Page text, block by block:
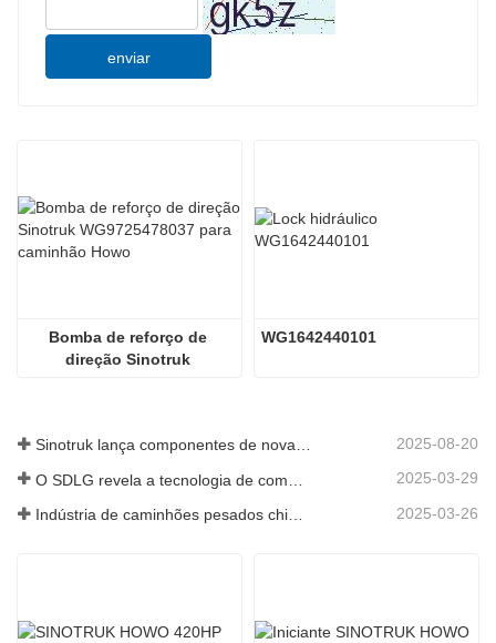
enviar
Bomba de reforço de
direção Sinotruk
WG1642440101
Sinotruk lança componentes de nova geração para camiões pesados: aumentando a eficiência e a fiabilidade da logística global 2025-08-20
2025-03-29
2025-03-26